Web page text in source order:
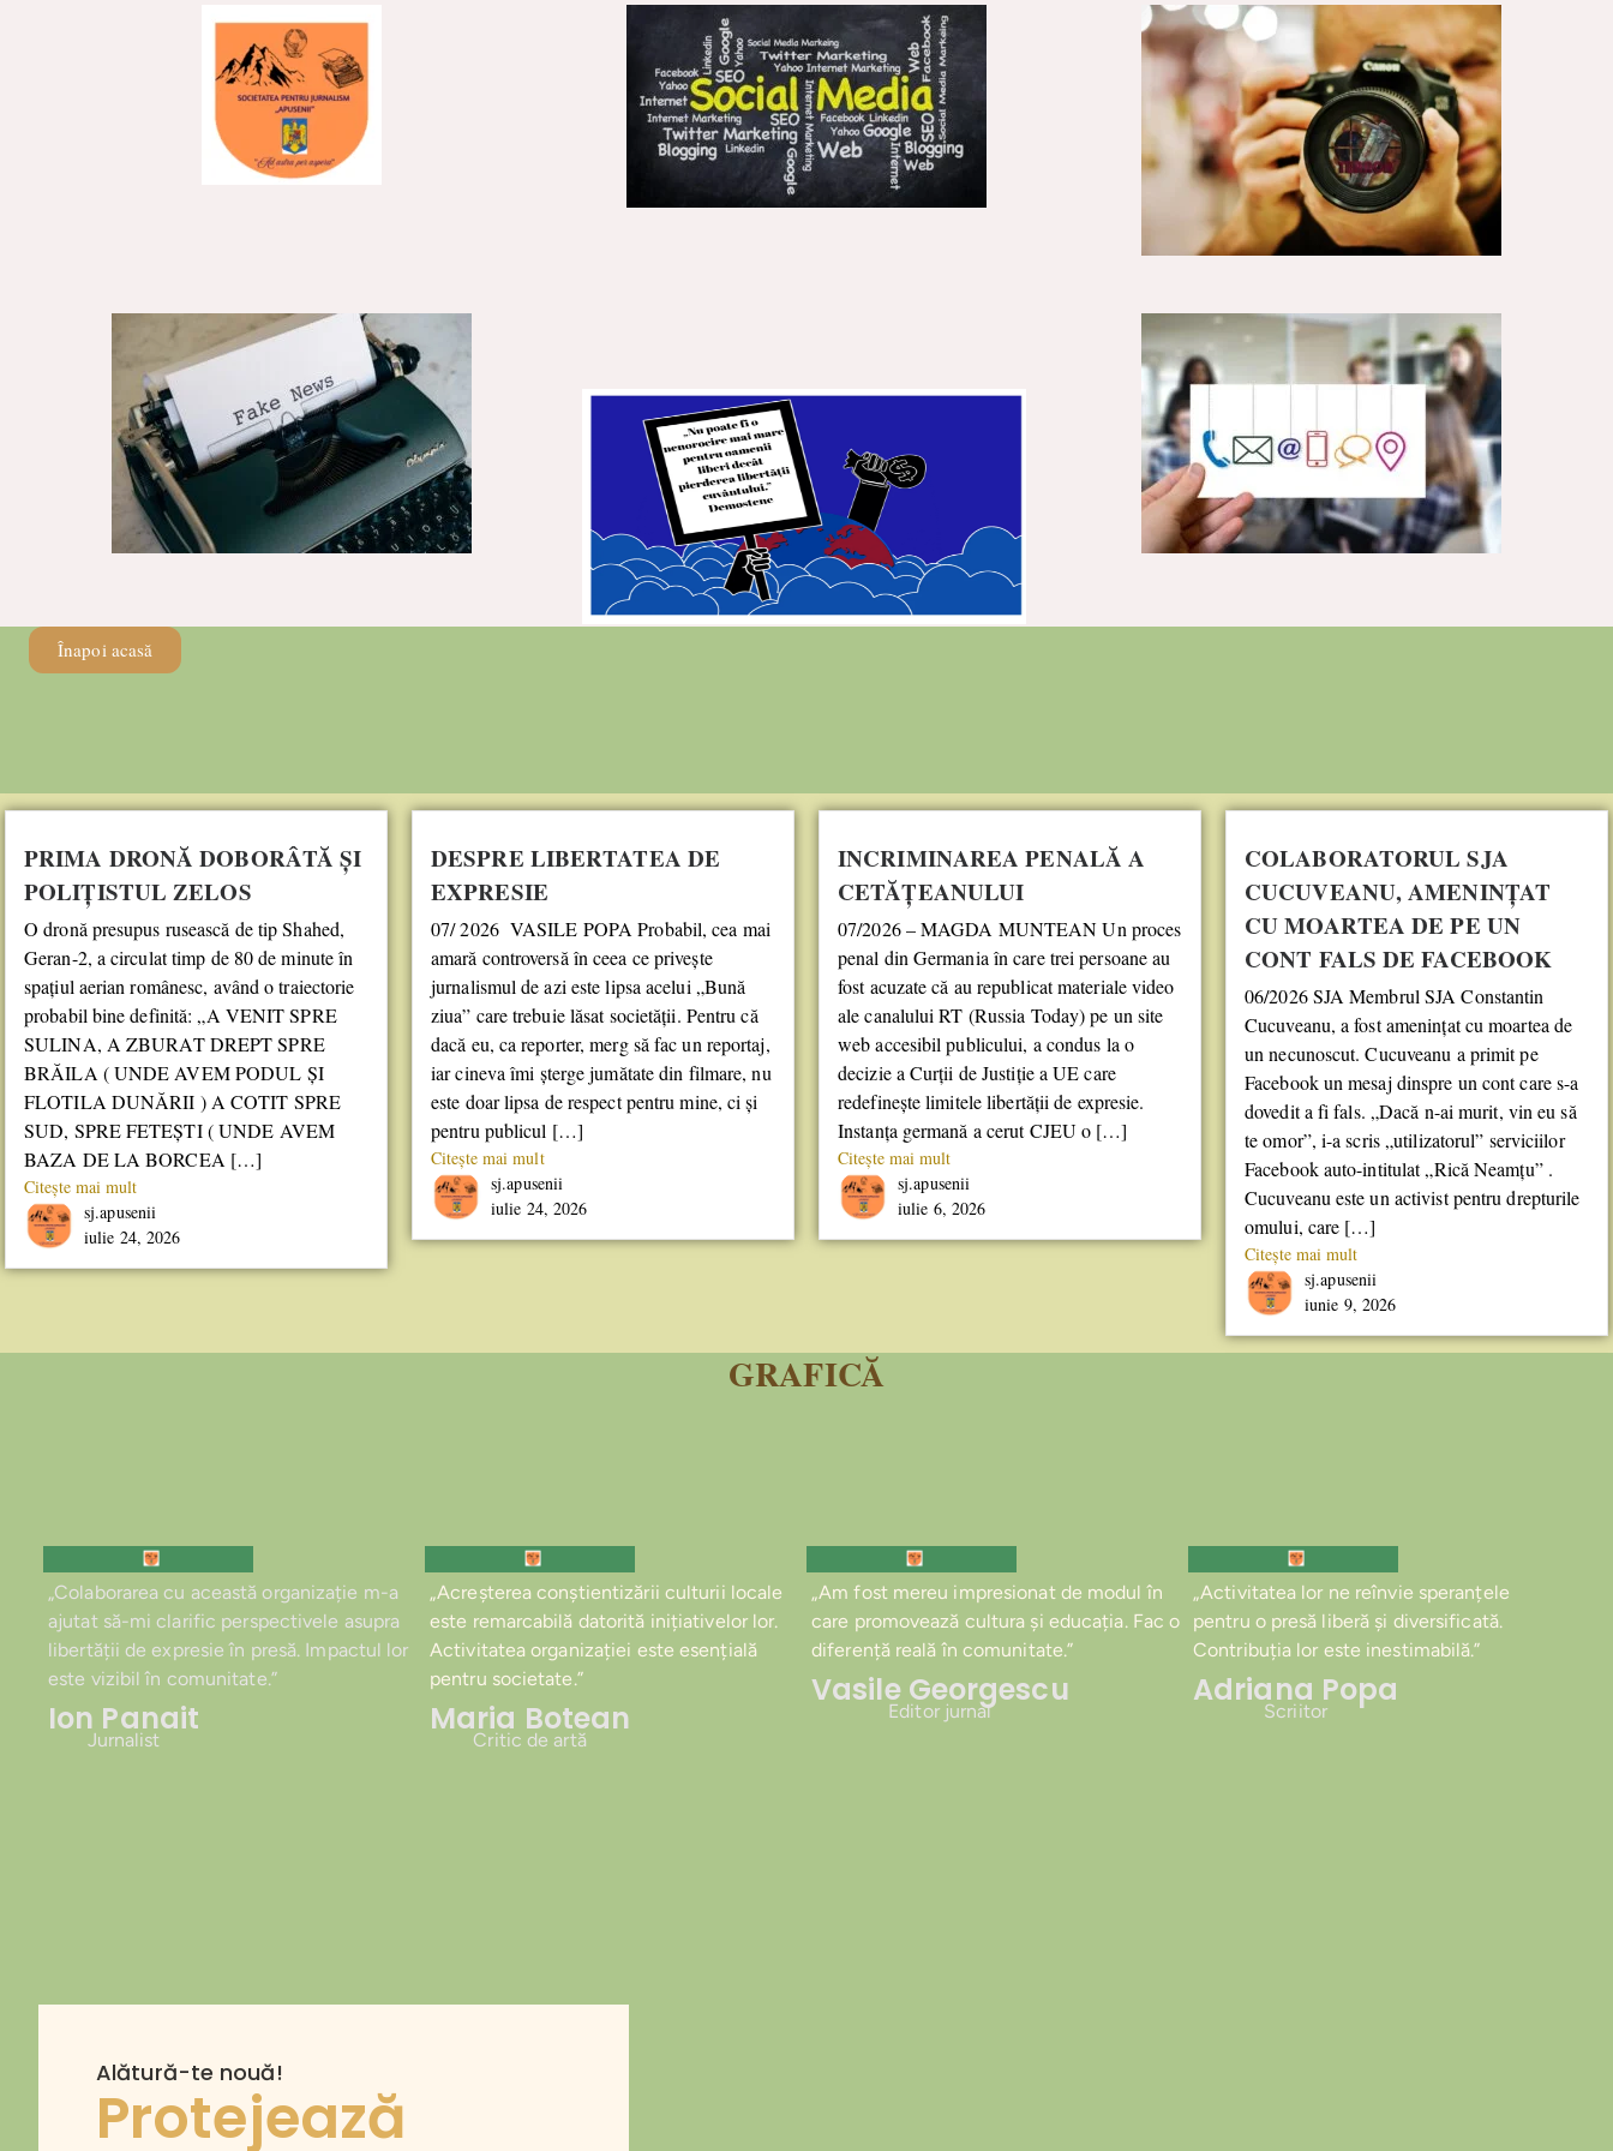
Înapoi acasă
PRIMA DRONĂ DOBORÂTĂ ȘI
POLIȚISTUL ZELOS
O dronă presupus rusească de tip Shahed,
Geran-2, a circulat timp de 80 de minute în
spațiul aerian românesc, având o traiectorie
probabil bine definită: „A VENIT SPRE
SULINA, A ZBURAT DREPT SPRE
BRĂILA ( UNDE AVEM PODUL ȘI
FLOTILA DUNĂRII ) A COTIT SPRE
SUD, SPRE FETEȘTI ( UNDE AVEM
BAZA DE LA BORCEA […]
Citește mai mult
sj.apusenii
iulie 24, 2026
DESPRE LIBERTATEA DE
EXPRESIE
07/ 2026 VASILE POPA Probabil, cea mai
amară controversă în ceea ce privește
jurnalismul de azi este lipsa acelui „Bună
ziua” care trebuie lăsat societății. Pentru că
dacă eu, ca reporter, merg să fac un reportaj,
iar cineva îmi șterge jumătate din filmare, nu
este doar lipsa de respect pentru mine, ci și
pentru publicul […]
Citește mai mult
sj.apusenii
iulie 24, 2026
INCRIMINAREA PENALĂ A
CETĂȚEANULUI
07/2026 – MAGDA MUNTEAN Un proces
penal din Germania în care trei persoane au
fost acuzate că au republicat materiale video
ale canalului RT (Russia Today) pe un site
web accesibil publicului, a condus la o
decizie a Curții de Justiție a UE care
redefinește limitele libertății de expresie.
Instanța germană a cerut CJEU o […]
Citește mai mult
sj.apusenii
iulie 6, 2026
COLABORATORUL SJA
CUCUVEANU, AMENINȚAT
CU MOARTEA DE PE UN
CONT FALS DE FACEBOOK
06/2026 SJA Membrul SJA Constantin
Cucuveanu, a fost amenințat cu moartea de
un necunoscut. Cucuveanu a primit pe
Facebook un mesaj dinspre un cont care s-a
dovedit a fi fals. „Dacă n-ai murit, vin eu să
te omor”, i-a scris „utilizatorul” serviciilor
Facebook auto-intitulat „Rică Neamțu” .
Cucuveanu este un activist pentru drepturile
omului, care […]
Citește mai mult
sj.apusenii
iunie 9, 2026
GRAFICĂ
„Colaborarea cu această organizație m-a
ajutat să-mi clarific perspectivele asupra
libertății de expresie în presă. Impactul lor
este vizibil în comunitate.”
Ion Panait
Jurnalist
„Acreșterea conștientizării culturii locale
este remarcabilă datorită inițiativelor lor.
Activitatea organizației este esențială
pentru societate.”
Maria Botean
Critic de artă
„Am fost mereu impresionat de modul în
care promovează cultura și educația. Fac o
diferență reală în comunitate.”
Vasile Georgescu
Editor jurnal
„Activitatea lor ne reînvie speranțele
pentru o presă liberă și diversificată.
Contribuția lor este inestimabilă.”
Adriana Popa
Scriitor
Alătură-te nouă!
Protejează